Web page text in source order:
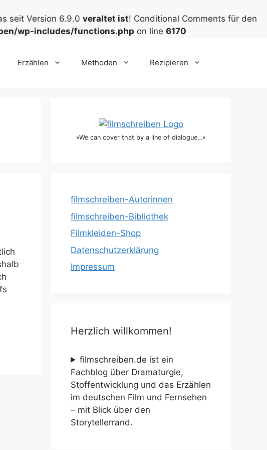
seit Version 6.9.0 veraltet ist! Conditional Comments für den
wp-includes/functions.php on line 6170
Erzählen Methoden Rezipieren
»We can cover that by a line of dialogue…«
filmschreiben-Autorinnen
filmschreiben-Bibliothek
Filmkleiden-Shop
Datenschutzerklärung
Impressum
Herzlich willkommen!
filmschreiben.de ist ein
Fachblog über Dramaturgie,
Stoffentwicklung und das Erzählen
im deutschen Film und Fernsehen
– mit Blick über den
Storytellerrand.